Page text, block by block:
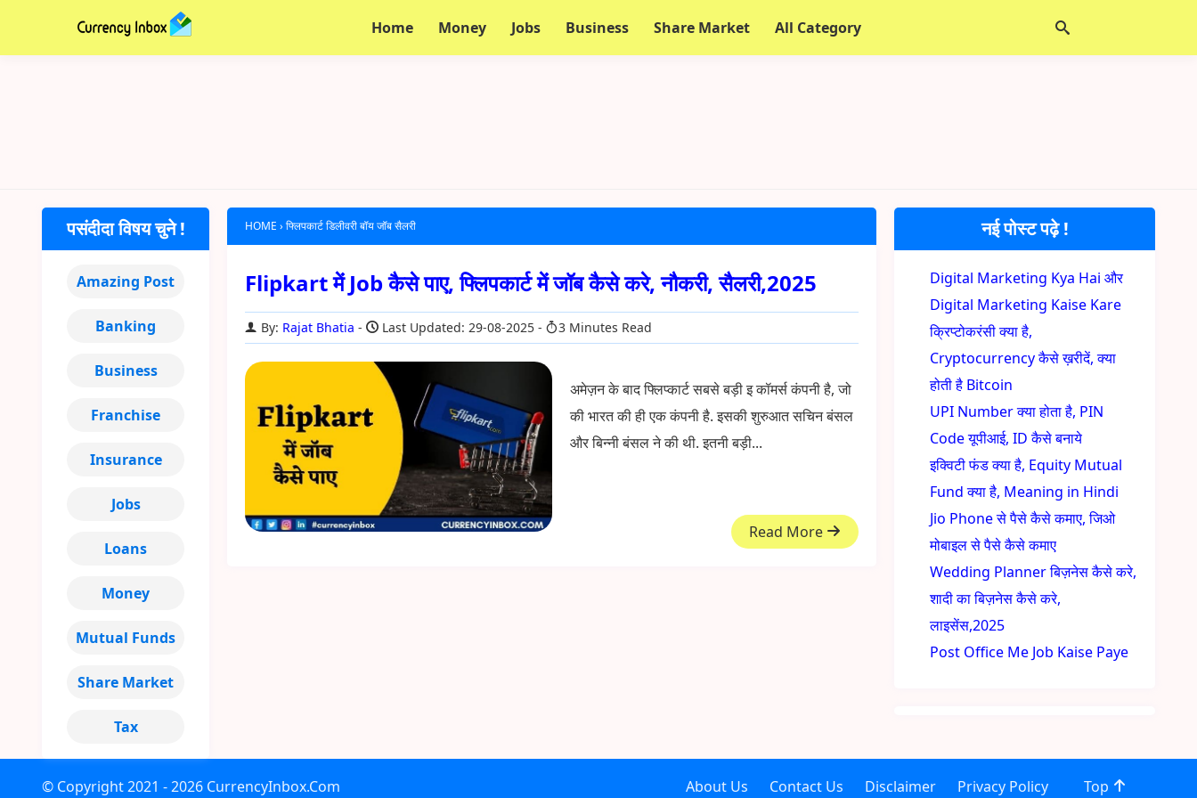
Home Money Jobs Business Share Market All Category
HOME ›फ्लिपकार्ट डिलीवरी बॉय जॉब सैलरी
Flipkart में Job कैसे पाए, फ्लिपकार्ट में जॉब कैसे करे, नौकरी, सैलरी,2025
By: Rajat Bhatia Last Updated: 29-08-2025 3 Minutes Read
अमेज़न के बाद फ्लिप्कार्ट सबसे बड़ी इ कॉमर्स कंपनी है, जो
की भारत की ही एक कंपनी है. इसकी शुरुआत सचिन बंसल
और बिन्नी बंसल ने की थी. इतनी बड़ी...
Read More
नई पोस्ट पढ़े !
Digital Marketing Kya Hai और
Digital Marketing Kaise Kare
क्रिप्टोकरंसी क्या है,
Cryptocurrency कैसे ख़रीदें, क्या
होती है Bitcoin
UPI Number क्या होता है, PIN
Code यूपीआई, ID कैसे बनाये
इक्विटी फंड क्या है, Equity Mutual
Fund क्या है, Meaning in Hindi
Jio Phone से पैसे कैसे कमाए, जिओ
मोबाइल से पैसे कैसे कमाए
Wedding Planner बिज़नेस कैसे करे,
शादी का बिज़नेस कैसे करे,
लाइसेंस,2025
Post Office Me Job Kaise Paye
पसंदीदा विषय चुने !
Amazing Post
Banking
Business
Franchise
Insurance
Jobs
Loans
Money
Mutual Funds
Share Market
Tax
© Copyright2021 - 2026 CurrencyInbox.Com About Us Contact Us Disclaimer Privacy Policy Top